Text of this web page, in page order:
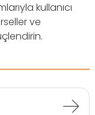
kullanıcı
ve